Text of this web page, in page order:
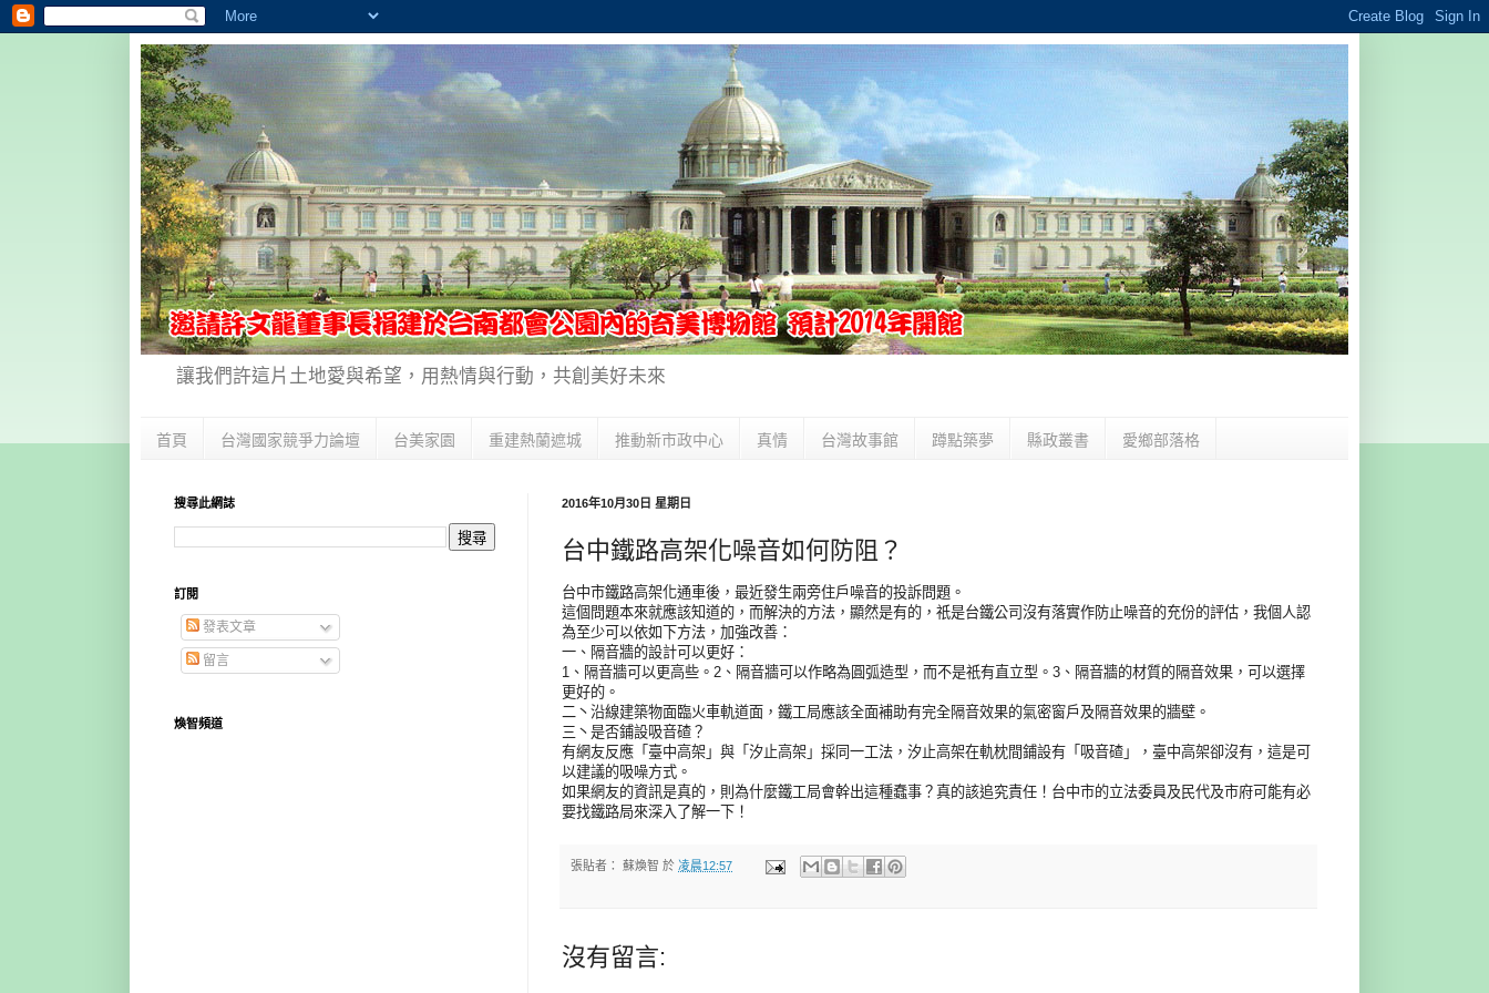
讓我們許這片土地愛與希望，用熱情與行動，共創美好未來
首頁 台灣國家競爭力論壇 台美家園 重建熱蘭遮城 推動新市政中心 真情 台灣故事館 蹲點築夢 縣政叢書 愛鄉部落格
2016年10月30日 星期日
台中鐵路高架化噪音如何防阻？
台中市鐵路高架化通車後，最近發生兩旁住戶噪音的投訴問題。
這個問題本來就應該知道的，而解決的方法，顯然是有的，祇是台鐵公司沒有落實作防止噪音的充份的評估，我個人認
為至少可以依如下方法，加強改善：
一、隔音牆的設計可以更好：
1、隔音牆可以更高些。2、隔音牆可以作略為圓弧造型，而不是祇有直立型。3、隔音牆的材質的隔音效果，可以選擇
更好的。
二丶沿線建築物面臨火車軌道面，鐵工局應該全面補助有完全隔音效果的氣密窗戶及隔音效果的牆壁。
三丶是否鋪設吸音碴？
有網友反應「臺中高架」與「汐止高架」採同一工法，汐止高架在軌枕間鋪設有「吸音碴」，臺中高架卻沒有，這是可
以建議的吸噪方式。
如果網友的資訊是真的，則為什麼鐵工局會幹出這種蠢事？真的該追究責任！台中市的立法委員及民代及市府可能有必
要找鐵路局來深入了解一下！
張貼者： 蘇煥智 於 凌晨12:57
沒有留言:
搜尋此網誌
訂閱
發表文章
留言
煥智頻道